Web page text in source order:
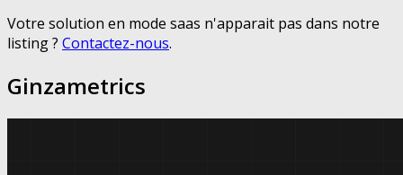
Votre solution en mode saas n'apparait pas dans notre
listing ? Contactez-nous.
Ginzametrics